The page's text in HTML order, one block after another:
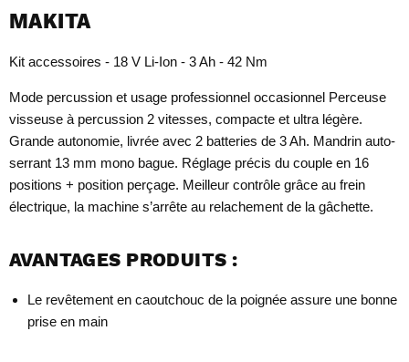
MAKITA
Kit accessoires - 18 V Li-Ion - 3 Ah - 42 Nm
Mode percussion et usage professionnel occasionnel Perceuse
visseuse à percussion 2 vitesses, compacte et ultra légère.
Grande autonomie, livrée avec 2 batteries de 3 Ah. Mandrin auto-
serrant 13 mm mono bague. Réglage précis du couple en 16
positions + position perçage. Meilleur contrôle grâce au frein
électrique, la machine s’arrête au relachement de la gâchette.
AVANTAGES PRODUITS :
Le revêtement en caoutchouc de la poignée assure une bonne
prise en main